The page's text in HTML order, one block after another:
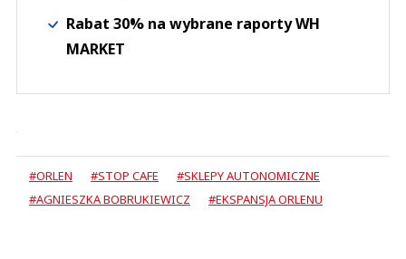
Rabat 30% na wybrane raporty WH
MARKET
#ORLEN #STOP CAFE
#SKLEPY AUTONOMICZNE
#AGNIESZKA BOBRUKIEWICZ
#EKSPANSJA ORLENU